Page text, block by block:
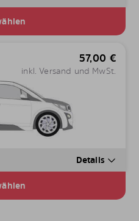
57,00 €
inkl. Versand und MwSt.
Details